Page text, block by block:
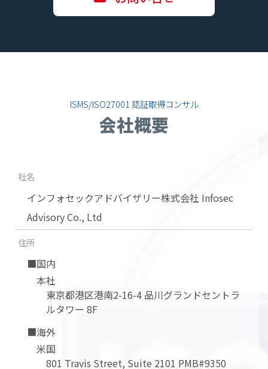
ISMS/ISO27001 認証取得コンサル
会社概要
社名
インフォセックアドバイザリー株式会社 Infosec
Advisory Co., Ltd
住所
■国内
本社
東京都港区港南2-16-4 品川グランドセントラ
ルタワー 8F
■海外
米国
801 Travis Street, Suite 2101 PMB#9350